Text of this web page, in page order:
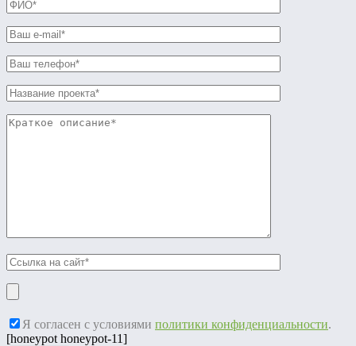
Я согласен с условиями политики конфиденциальности.
[honeypot honeypot-11]